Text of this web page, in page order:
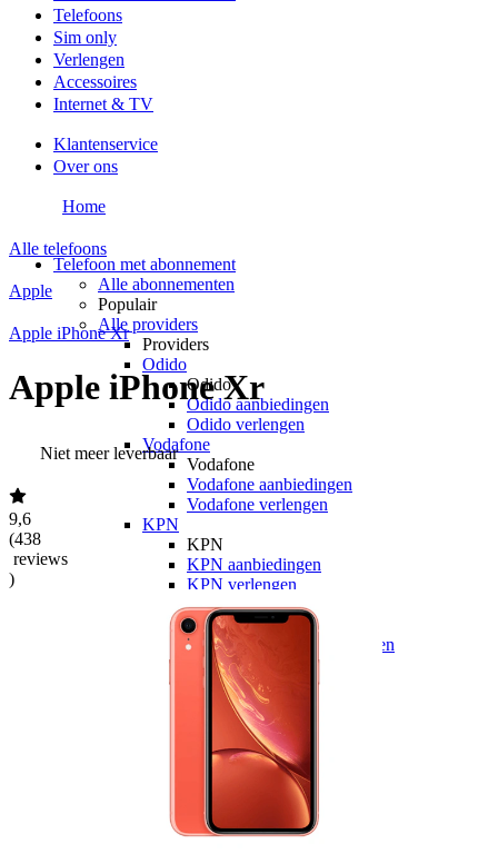
Telefoons
Sim only
Verlengen
Accessoires
Internet & TV
Klantenservice
Over ons
Telefoon met abonnement
Alle abonnementen
Populair
Alle providers
Providers
Odido
Odido
Odido aanbiedingen
Odido verlengen
Vodafone
Vodafone
Vodafone aanbiedingen
Vodafone verlengen
KPN
KPN
KPN aanbiedingen
KPN verlengen
hollandsnieuwe
hollandsnieuwe
hollandsnieuwe aanbiedingen
hollandsnieuwe verlengen
Ben
Ben aanbiedingen
Ben verlengen
Simyo aanbiedingen
Budget Thuis
Home
Alle telefoons
Apple
Apple iPhone Xr
Apple iPhone Xr
Niet meer leverbaar
9,6
(438
reviews
)